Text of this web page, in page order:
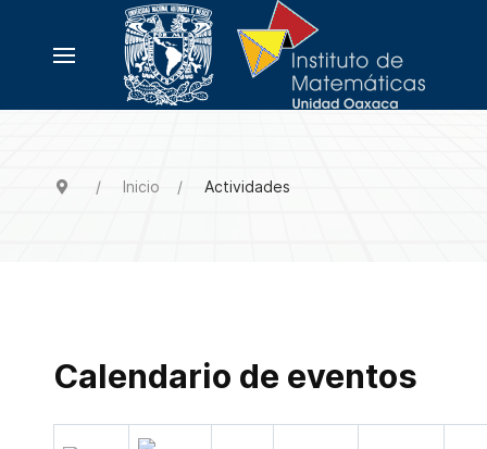
Inicio Actividades
Calendario de eventos